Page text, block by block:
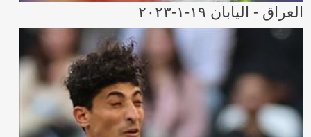
العراق - اليابان ١٩-١-٢٠٢٣